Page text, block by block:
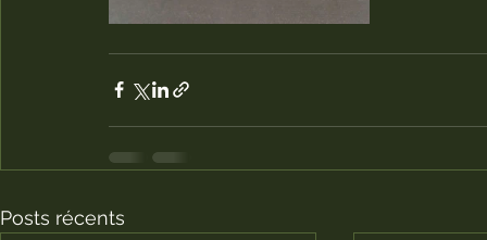
Posts récents